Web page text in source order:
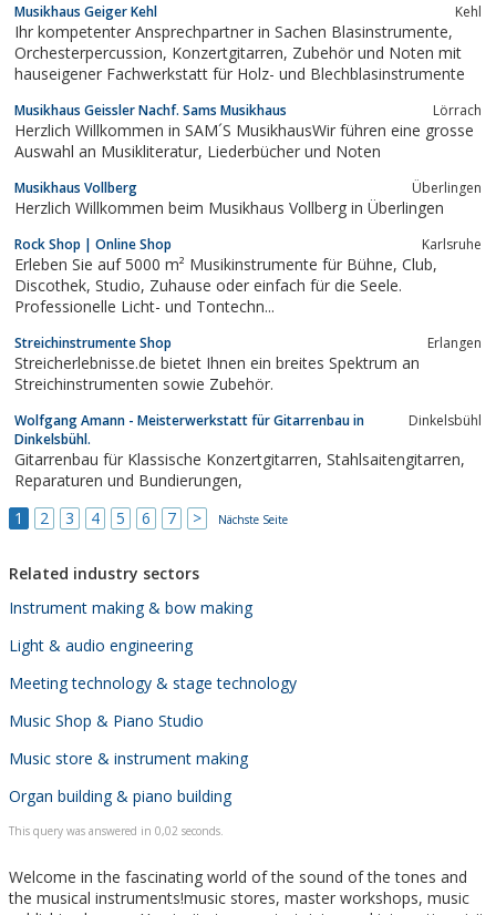
Musikhaus Geiger Kehl Kehl
Ihr kompetenter Ansprechpartner in Sachen Blasinstrumente,
Orchesterpercussion, Konzertgitarren, Zubehör und Noten mit
hauseigener Fachwerkstatt für Holz- und Blechblasinstrumente
Musikhaus Geissler Nachf. Sams Musikhaus Lörrach
Herzlich Willkommen in SAM´S MusikhausWir führen eine grosse
Auswahl an Musikliteratur, Liederbücher und Noten
Musikhaus Vollberg Überlingen
Herzlich Willkommen beim Musikhaus Vollberg in Überlingen
Rock Shop | Online Shop Karlsruhe
Erleben Sie auf 5000 m² Musikinstrumente für Bühne, Club,
Discothek, Studio, Zuhause oder einfach für die Seele.
Professionelle Licht- und Tontechn...
Streichinstrumente Shop Erlangen
Streicherlebnisse.de bietet Ihnen ein breites Spektrum an
Streichinstrumenten sowie Zubehör.
Wolfgang Amann - Meisterwerkstatt für Gitarrenbau in
Dinkelsbühl.
Dinkelsbühl
Gitarrenbau für Klassische Konzertgitarren, Stahlsaitengitarren,
Reparaturen und Bundierungen,
1
2 3 4 5 6 7 > Nächste Seite
Related industry sectors
Instrument making & bow making
Light & audio engineering
Meeting technology & stage technology
Music Shop & Piano Studio
Music store & instrument making
Organ building & piano building
This query was answered in 0,02 seconds.
Welcome in the fascinating world of the sound of the tones and
the musical instruments!music stores, master workshops, music